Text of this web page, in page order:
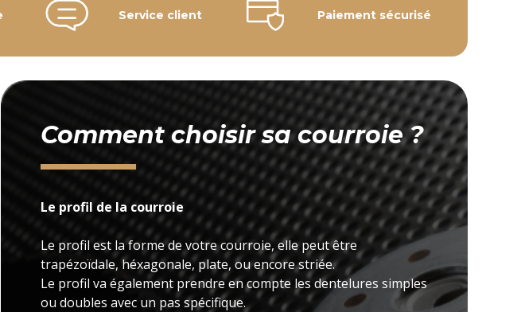
Service client Paiement sécurisé
Comment choisir sa courroie ?
Le profil de la courroie
Le profil est la forme de votre courroie, elle peut être
trapézoïdale, héxagonale, plate, ou encore striée.
Le profil va également prendre en compte les dentelures simples
ou doubles avec un pas spécifique.